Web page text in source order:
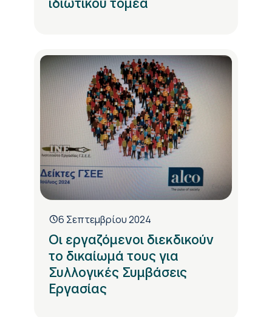
ιδιωτικού τομέα
6 Σεπτεμβρίου 2024
Οι εργαζόμενοι διεκδικούν
το δικαίωμά τους για
Συλλογικές Συμβάσεις
Εργασίας